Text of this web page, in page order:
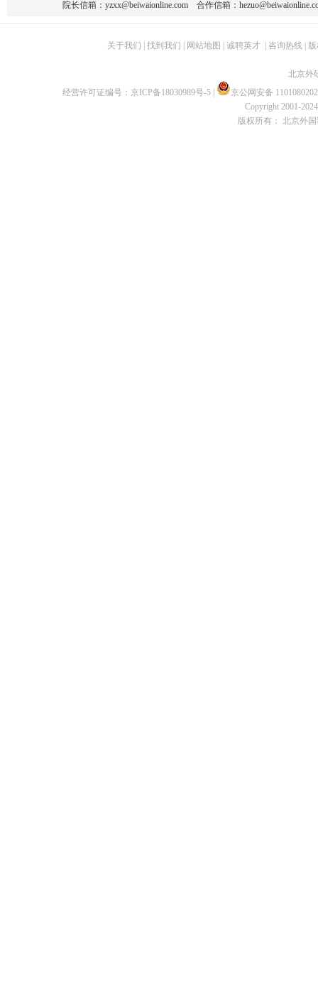
院长信箱： yzxx@beiwaionline.com 合作信箱：
关于我们 找到我们 网站地图 诚聘英才| 咨询热线|
北京外
经营许可证编号： 京ICP备18030989号-5
京公网安备
Copyright 2001-
版权所有： 北京外